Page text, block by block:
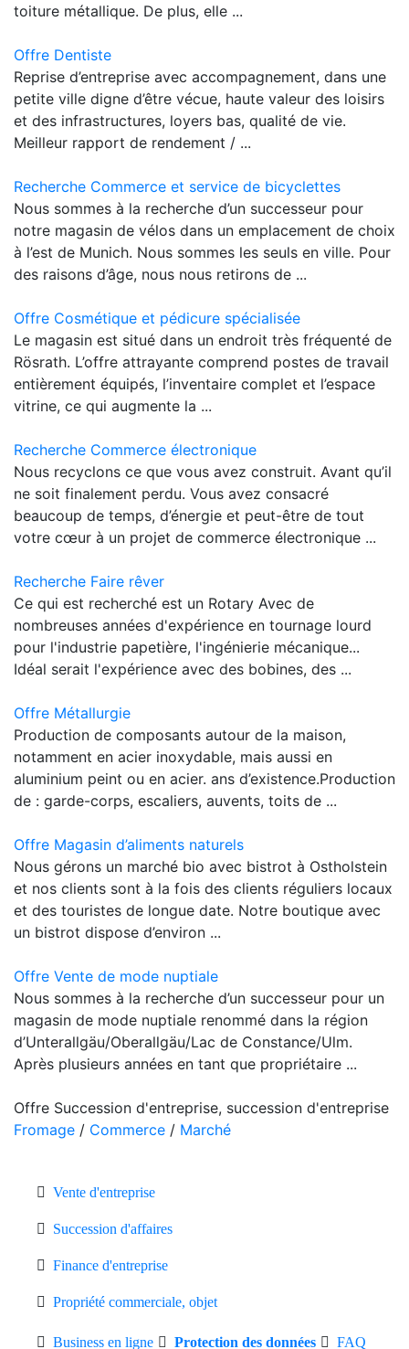
toiture métallique. De plus, elle ...
Offre Dentiste
Reprise d’entreprise avec accompagnement, dans une
petite ville digne d’être vécue, haute valeur des loisirs
et des infrastructures, loyers bas, qualité de vie.
Meilleur rapport de rendement / ...
Recherche Commerce et service de bicyclettes
Nous sommes à la recherche d’un successeur pour
notre magasin de vélos dans un emplacement de choix
à l’est de Munich. Nous sommes les seuls en ville. Pour
des raisons d’âge, nous nous retirons de ...
Offre Cosmétique et pédicure spécialisée
Le magasin est situé dans un endroit très fréquenté de
Rösrath. L’offre attrayante comprend postes de travail
entièrement équipés, l’inventaire complet et l’espace
vitrine, ce qui augmente la ...
Recherche Commerce électronique
Nous recyclons ce que vous avez construit. Avant qu’il
ne soit finalement perdu. Vous avez consacré
beaucoup de temps, d’énergie et peut-être de tout
votre cœur à un projet de commerce électronique ...
Recherche Faire rêver
Ce qui est recherché est un Rotary Avec de
nombreuses années d'expérience en tournage lourd
pour l'industrie papetière, l'ingénierie mécanique...
Idéal serait l'expérience avec des bobines, des ...
Offre Métallurgie
Production de composants autour de la maison,
notamment en acier inoxydable, mais aussi en
aluminium peint ou en acier. ans d’existence.Production
de : garde-corps, escaliers, auvents, toits de ...
Offre Magasin d’aliments naturels
Nous gérons un marché bio avec bistrot à Ostholstein
et nos clients sont à la fois des clients réguliers locaux
et des touristes de longue date. Notre boutique avec
un bistrot dispose d’environ ...
Offre Vente de mode nuptiale
Nous sommes à la recherche d’un successeur pour un
magasin de mode nuptiale renommé dans la région
d’Unterallgäu/Oberallgäu/Lac de Constance/Ulm.
Après plusieurs années en tant que propriétaire ...
Offre Succession d'entreprise, succession d'entreprise
Fromage / Commerce / Marché
Vente d'entreprise
Succession d'affaires
Finance d'entreprise
Propriété commerciale, objet
Business en ligne Protection des données FAQ